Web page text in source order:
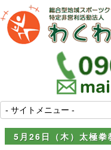
5月26日（木）太極拳